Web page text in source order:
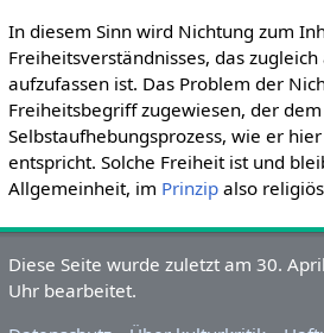
In diesem Sinn wird Nichtung zum
Freiheitsverständnisses, das
aufzufassen ist. Das Problem der
Freiheitsbegriff zugewiesen, der
Selbstaufhebungsprozess, wie er
entspricht. Solche Freiheit ist und
Allgemeinheit, im Prinzipalso
Diese Seite wurde zuletzt am 30.
Uhr bearbeitet.